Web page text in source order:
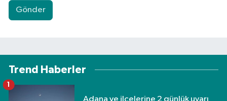
Gönder
Trend Haberler
Adana ve ilçelerine 2 günlük uyarı
1